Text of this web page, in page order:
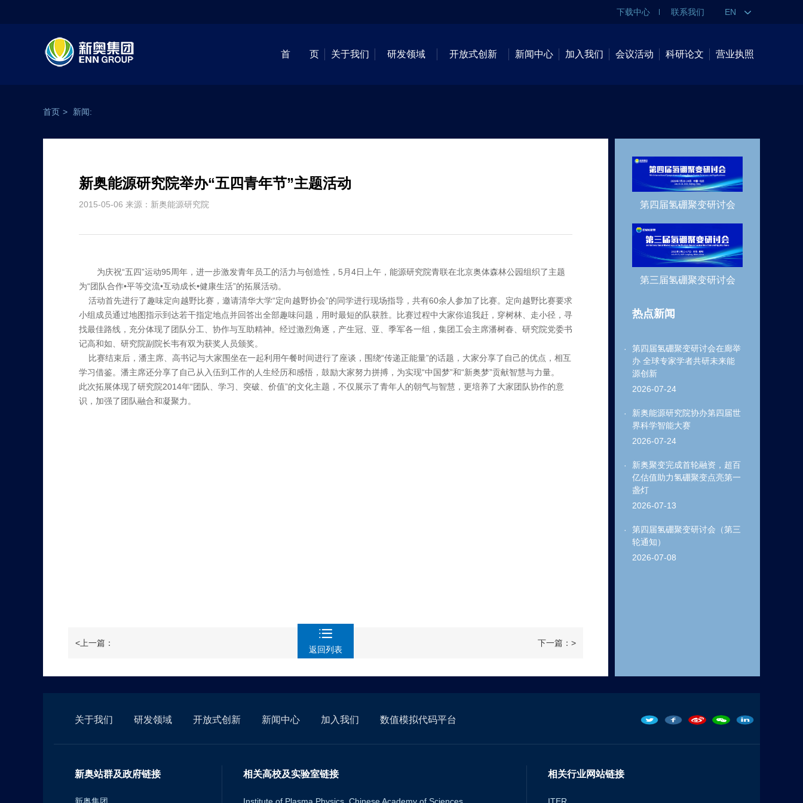
下载中心 联系我们 EN
首 页 关于我们 研发领域 开放式创新 新闻中心 加入我们 会议活动 科研论文 营业执照
首页 > 新闻:
新奥能源研究院举办“五四青年节”主题活动
2015-05-06 来源：新奥能源研究院
为庆祝“五四”运动95周年，进一步激发青年员工的活力与创造性，5月4日上午，能源研究院青联在北京奥体森林公园组织了主题
为“团队合作•平等交流•互动成长•健康生活”的拓展活动。
活动首先进行了趣味定向越野比赛，邀请清华大学“定向越野协会”的同学进行现场指导，共有60余人参加了比赛。定向越野比赛要求
小组成员通过地图指示到达若干指定地点并回答出全部趣味问题，用时最短的队获胜。比赛过程中大家你追我赶，穿树林、走小径，寻
找最佳路线，充分体现了团队分工、协作与互助精神。经过激烈角逐，产生冠、亚、季军各一组，集团工会主席潘树春、研究院党委书
记高和如、研究院副院长韦有双为获奖人员颁奖。
比赛结束后，潘主席、高书记与大家围坐在一起利用午餐时间进行了座谈，围绕“传递正能量”的话题，大家分享了自己的优点，相互
学习借鉴。潘主席还分享了自己从入伍到工作的人生经历和感悟，鼓励大家努力拼搏，为实现“中国梦”和“新奥梦”贡献智慧与力量。
此次拓展体现了研究院2014年“团队、学习、突破、价值”的文化主题，不仅展示了青年人的朝气与智慧，更培养了大家团队协作的意
识，加强了团队融合和凝聚力。
<上一篇：
返回列表
下一篇：>
第四届氢硼聚变研讨会
第三届氢硼聚变研讨会
热点新闻
第四届氢硼聚变研讨会在廊举
办 全球专家学者共研未来能
源创新
2026-07-24
新奥能源研究院协办第四届世
界科学智能大赛
2026-07-24
新奥聚变完成首轮融资，超百
亿估值助力氢硼聚变点亮第一
盏灯
2026-07-13
第四届氢硼聚变研讨会（第三
轮通知）
2026-07-08
关于我们 研发领域 开放式创新 新闻中心 加入我们 数值模拟代码平台
新奥站群及政府链接 相关高校及实验室链接 相关行业网站链接